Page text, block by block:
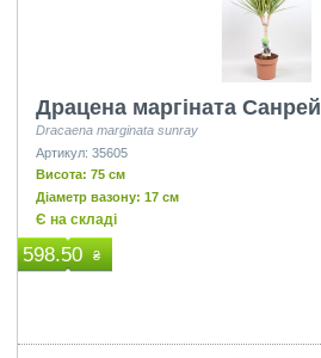
Драцена маргіната Санрей
Dracaena marginata sunray
Артикул: 35605
Висота: 75 см
Діаметр вазону: 17 см
Є на складі
598.50 ₴